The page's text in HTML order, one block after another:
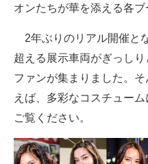
IT製品の技術・比較・事例
製造業のIT導入・活用を支援
エレクトロニクス専門サイト
オンたちが華を添える各ブ
2年ぶりのリアル開催と
超える展示車両がぎっし
ファンが集まりました。
えば、多彩なコスチュー
ご覧ください。